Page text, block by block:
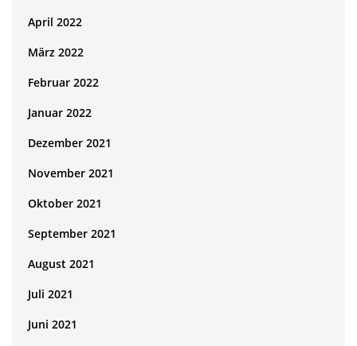
April 2022
März 2022
Februar 2022
Januar 2022
Dezember 2021
November 2021
Oktober 2021
September 2021
August 2021
Juli 2021
Juni 2021